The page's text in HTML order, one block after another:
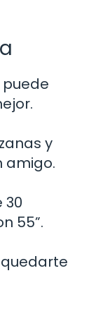
puede
y
amigo.
30
55”.